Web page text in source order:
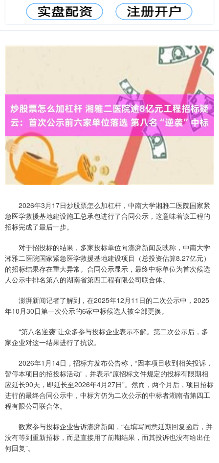
2026年3月17日炒股票怎么加杠杆，中南大学湘雅二医院国家紧
急医学救援基地建设施工总承包进行了合同公示，这意味着该工程的
招标完成了最后一步。
对于招投标的结果，多家投标单位向澎湃新闻反映称，中南大学
湘雅二医院国家紧急医学救援基地建设项目（总投资估算8.27亿元）
的招标结果存在重大异常。合同公示显示，最终中标单位为首次候选
人公示中排名第八的湖南省第四工程有限公司联合体。
澎湃新闻记者了解到，在2025年12月11日的二次公示中，2025
年10月30日第一次公示的6家中标候选人被全部更换。
“第八名逆袭”让众多参与投标企业表示不解。第二次公示后，多
家企业对这一结果进行了抗议。
2026年1月14日，招标方发布公告称，“因本项目收到相关投诉，
暂停本项目的招投标活动”，并表示“原招标文件规定的投标有限期相
应延长90天，即延长至2026年4月27日”。然而，两个月后，项目招标
进行的最终合同公示中，中标方仍为二次公示的中标者湖南省第四工
程有限公司联合体。
数家参与投标企业告诉澎湃新闻，“在填写同意延期回复函后，并
没有等到重新招标，而是直接用了前期结果，而其投诉也没有给出任
何回复”。